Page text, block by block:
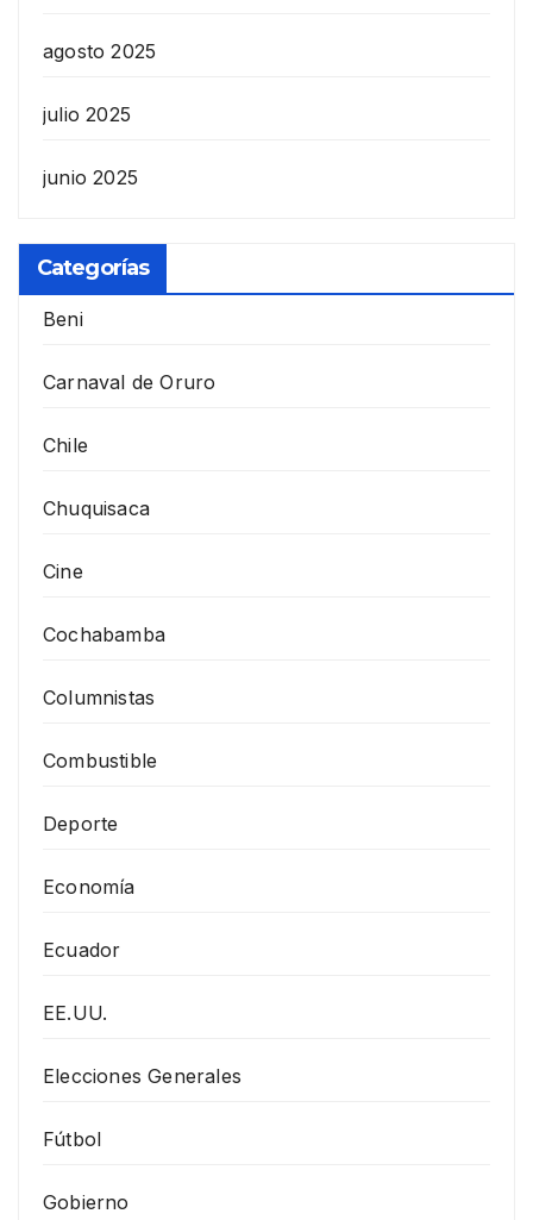
agosto 2025
julio 2025
junio 2025
Categorías
Beni
Carnaval de Oruro
Chile
Chuquisaca
Cine
Cochabamba
Columnistas
Combustible
Deporte
Economía
Ecuador
EE.UU.
Elecciones Generales
Fútbol
Gobierno